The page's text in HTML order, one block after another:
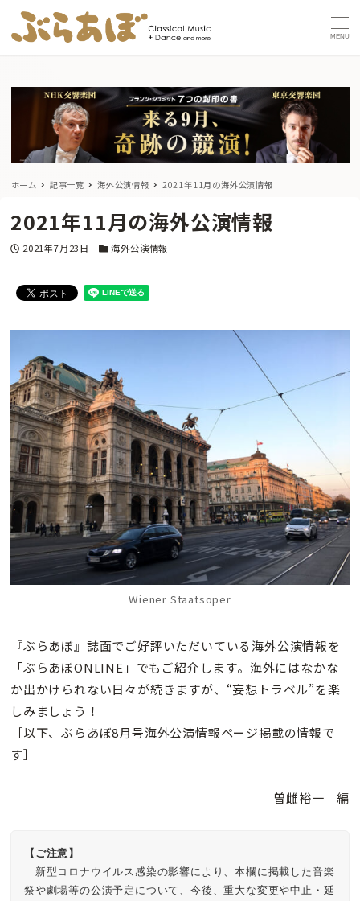
MENU
ホーム 記事一覧 海外公演情報 2021年11月の海外公演情報
2021年11月の海外公演情報
投稿日
2021年7月23日 カテゴリー
海外公演情報
Wiener Staatsoper
『ぶらあぼ』誌面でご好評いただいている海外公演情報を
「ぶらあぼONLINE」でもご紹介します。海外にはなかな
か出かけられない日々が続きますが、“妄想トラベル”を楽
しみましょう！
［以下、ぶらあぼ8月号海外公演情報ページ掲載の情報で
す］
曽雌裕一 編
【ご注意】
新型コロナウイルス感染の影響により、本欄に掲載した音楽
祭や劇場等の公演予定について、今後、重大な変更や中止・延